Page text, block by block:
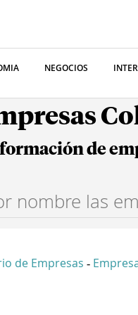
NEGOCIOS
de
de Empresas -